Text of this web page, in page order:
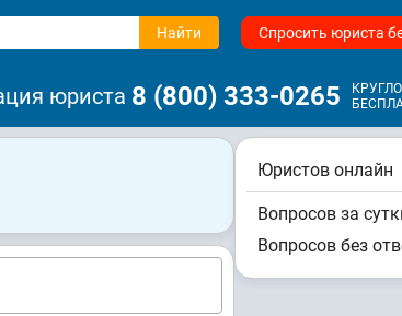
Найти Спросить юриста
юриста 8 (800) 333-0265
Юристов онлайн
Вопросов за
Вопросов без